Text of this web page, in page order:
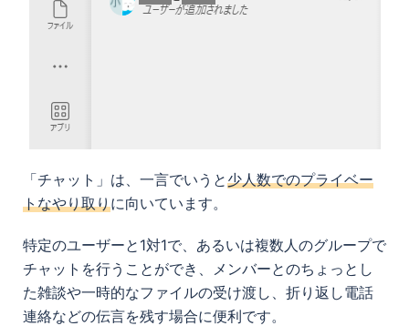
「チャット」は、一言でいうと少人数でのプライベー
トなやり取りに向いています。
特定のユーザーと1対1で、あるいは複数人のグループで
チャットを行うことができ、メンバーとのちょっとし
た雑談や一時的なファイルの受け渡し、折り返し電話
連絡などの伝言を残す場合に便利です。